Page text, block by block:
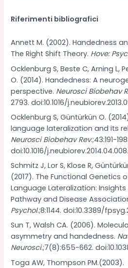
Riferimenti bibliografici
Annett M. (2002). Handedness
The Right Shift Theory. Hove:
Ocklenburg S, Beste C, Arning L,
O. (2014). Handedness: A
perspective. Neurosci Biobehav
2793. doi:10.1016/
Ocklenburg S, Güntürkün O.
language lateralization and its
Neurosci Biobehav Rev.;43:191-198.
doi:10.1016/j.neubiorev.2014.04.008.
Schmitz J, Lor S, Klose R,
(2017). The Functional Genetics
Language Lateralization:
Pathway and Disease
Psychol.;8:1144. doi:10.3389/
Sun T, Walsh CA. (2006).
asymmetry and handedness.
Neurosci.;7(8):655-662.
Toga AW, Thompson